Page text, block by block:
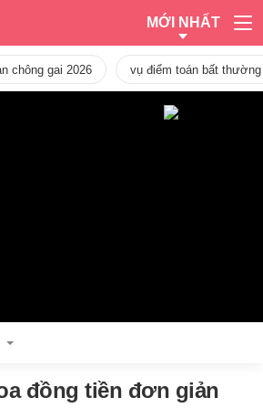
MỚI NHẤT
chông gai 2026 vụ điểm toán bất
đồng tiền đơn giản